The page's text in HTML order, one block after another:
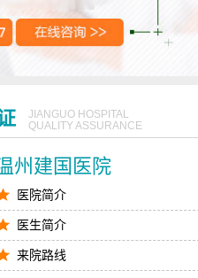
JIANGUO HOSPITAL
QUALITY ASSURANCE
州建国医院
医院简介
医生简介
来院路线